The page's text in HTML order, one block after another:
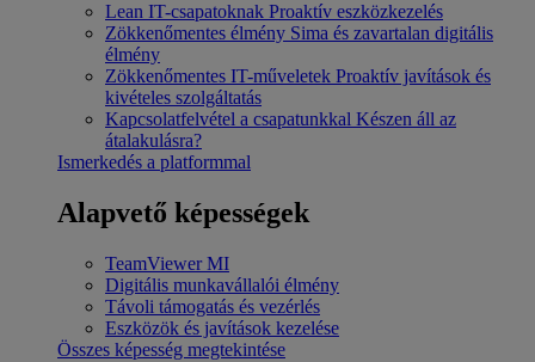
Lean IT-csapatoknak Proaktív eszközkezelés
Zökkenőmentes élmény Sima és zavartalan digitális
élmény
Zökkenőmentes IT-műveletek Proaktív javítások és
kivételes szolgáltatás
Kapcsolatfelvétel a csapatunkkal Készen áll az
átalakulásra?
Ismerkedés a platformmal
Alapvető képességek
TeamViewer MI
Digitális munkavállalói élmény
Távoli támogatás és vezérlés
Eszközök és javítások kezelése
Összes képesség megtekintése